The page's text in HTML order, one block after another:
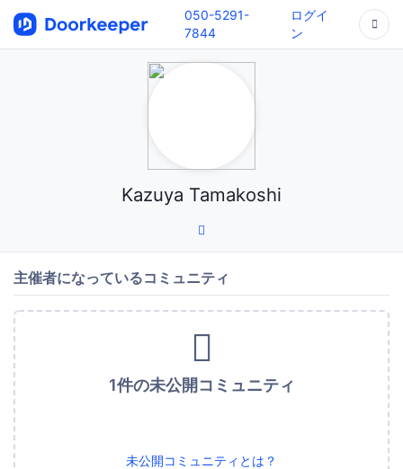
050-5291-
7844
ログイ
ン
Kazuya Tamakoshi
主催者になっているコミュニティ
1件の未公開コミュニティ
未公開コミュニティとは？